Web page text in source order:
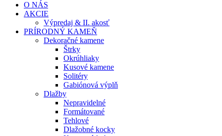
O NÁS
AKCIE
Výpredaj & II. akosť
PRÍRODNÝ KAMEŇ
Dekoračné kamene
Štrky
Okrúhliaky
Kusové kamene
Solitéry
Gabiónová výplň
Dlažby
Nepravidelné
Formátované
Tehlové
Dlažobné kocky